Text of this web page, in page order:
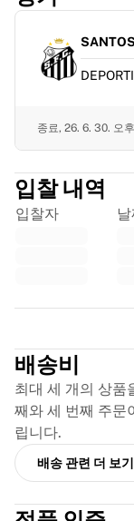
잉글랜드 크리켓
크리켓 아일랜드
크리켓 전체 보기
아이스하키
올보르 파이리츠
트레 크로노르
글로리 킥복싱
이용 방법
셔츠 액자 제작
셔츠 정품 인증
내 컬렉션
SANTOS
종료, 26. 6. 30. 오
입찰 내역
입찰자
배송비
최대 세 개의 상품
째와 세 번째 주문
립니다.
배송 관련 더 보기